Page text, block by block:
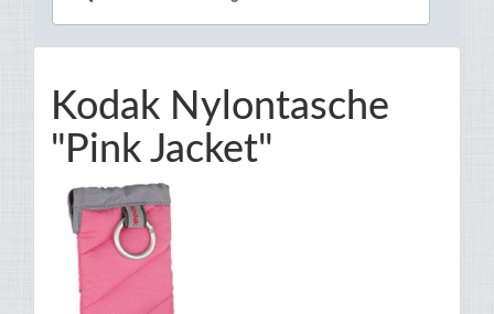
Kodak Nylontasche
"Pink Jacket"